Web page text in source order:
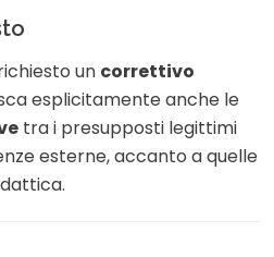
un correttivo
esplicitamente anche le
tra i presupposti legittimi
esterne, accanto a quelle